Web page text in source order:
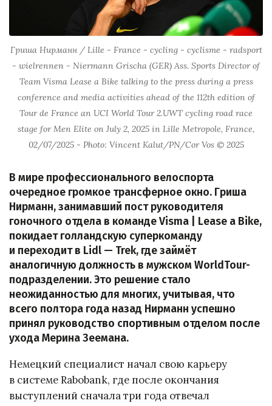
Гриша Нирманн / Lille - France - cycling - cyclisme - radsport
- wielrennen - Niermann Grischa (GER) Ass. Sports Director of
Team Visma Lease a Bike talking to the press during a press
conference and media activities ahead of the 112th edition of
Tour de France an UCI World Tour 2.UWT cycling road race
stage for Men Elite on July 2, 2025 in Lille Metropole, France,
02/07/2025 - Photo: Vincent Kalut/PN/Cor Vos © 2025
В мире профессионального велоспорта
очередное громкое трансферное окно. Гриша
Нирманн, занимавший пост руководителя
гоночного отдела в команде Visma | Lease a Bike,
покидает голландскую суперкоманду
и переходит в Lidl — Trek, где займёт
аналогичную должность в мужском WorldTour-
подразделении. Это решение стало
неожиданностью для многих, учитывая, что
всего полтора года назад Нирманн успешно
принял руководство спортивным отделом после
ухода Мерина Зеемана.
Немецкий специалист начал свою карьеру
в системе Rabobank, где после окончания
выступлений сначала три года отвечал